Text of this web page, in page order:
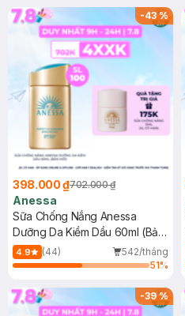
SPF 50+ 20ml (SL Có Hạn)
-43%
398.000 ₫702.000 ₫
Anessa
Sữa Chống Nắng Anessa
Dưỡng Da Kiềm Dầu 60ml (Bản
Mới)
4.9 (44)
542/tháng
51%
-39%